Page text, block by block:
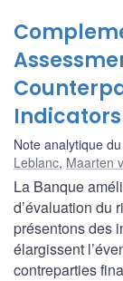
Indicators
Note analytique
Leblanc, Maarten
La Banque
d’évaluation du
présentons des
élargissent
contreparties